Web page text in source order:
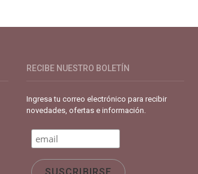
RECIBE NUESTRO BOLETÍN
Ingresa tu correo electrónico para recibir
novedades, ofertas e información.